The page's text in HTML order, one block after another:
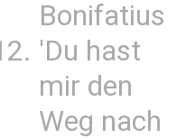
Bonifatius
'Du hast
mir den
Weg nach